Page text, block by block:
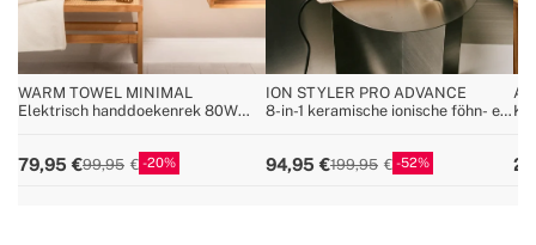
WARM TOWEL MINIMAL
Elektrisch handdoekenrek 80W
79,95 99,95 20
ION STYLER PRO ADVANCE
8-in-1 keramische ionische föhn- en
94,95 199,95 52